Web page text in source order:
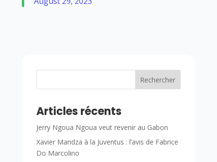
Rechercher
Articles récents
Jerry Ngoua Ngoua veut revenir au Gabon
Xavier Mandza à la Juventus : l’avis de Fabrice
Do Marcolino